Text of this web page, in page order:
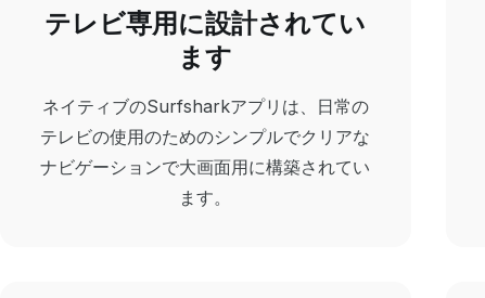
テレビ専用に設計されてい
ます
ネイティブのSurfsharkアプリは、日常の
テレビの使用のためのシンプルでクリアな
ナビゲーションで大画面用に構築されてい
ます。